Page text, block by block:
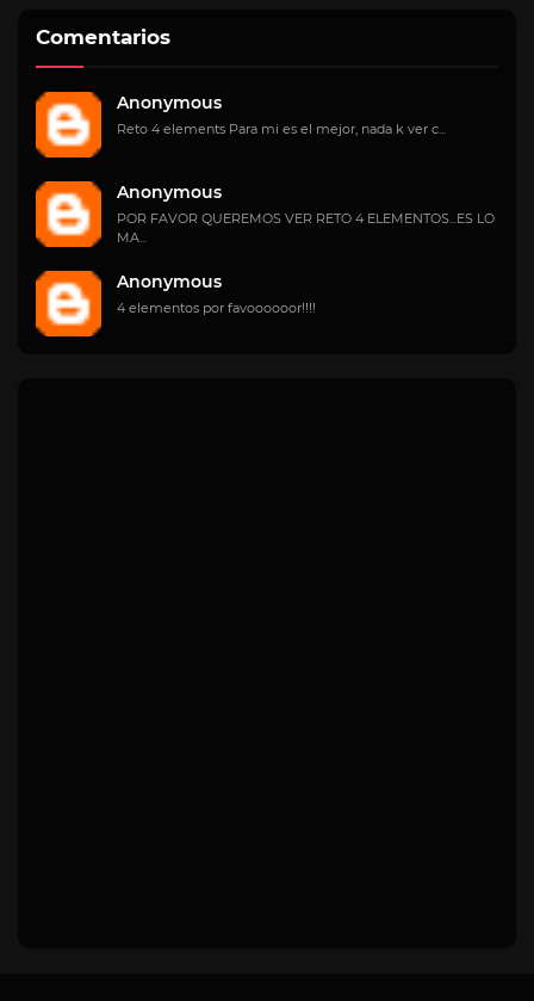
Comentarios
Anonymous
Reto 4 elements Para mi es el mejor, nada k ver c...
Anonymous
POR FAVOR QUEREMOS VER RETO 4 ELEMENTOS...ES LO
MA...
Anonymous
4 elementos por favoooooor!!!!